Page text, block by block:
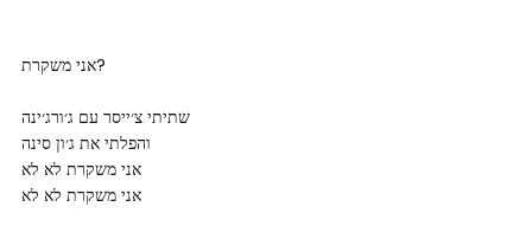
אני משקרת?
שתיתי צ׳ייסר עם ג׳ורג׳ינה
והפלתי את ג׳ון סינה
אני משקרת לא לא
אני משקרת לא לא